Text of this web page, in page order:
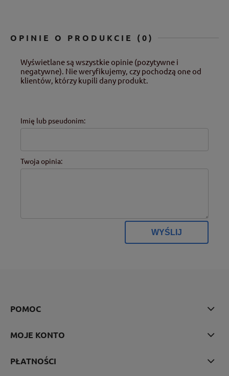
OPINIE O PRODUKCIE (0)
Wyświetlane są wszystkie opinie (pozytywne i
negatywne). Nie weryfikujemy, czy pochodzą one od
klientów, którzy kupili dany produkt.
Imię lub pseudonim:
Twoja opinia:
WYŚLIJ
POMOC
MOJE KONTO
PŁATNOŚCI